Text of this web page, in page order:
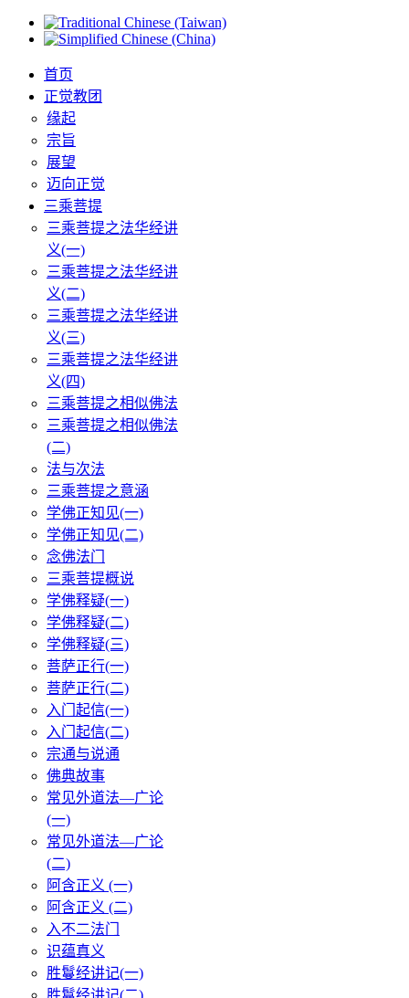
首页
正觉教团
缘起
宗旨
展望
迈向正觉
三乘菩提
三乘菩提之法华经讲
义(一)
三乘菩提之法华经讲
义(二)
三乘菩提之法华经讲
义(三)
三乘菩提之法华经讲
义(四)
三乘菩提之相似佛法
三乘菩提之相似佛法
(二)
法与次法
三乘菩提之意涵
学佛正知见(一)
学佛正知见(二)
念佛法门
三乘菩提概说
学佛释疑(一)
学佛释疑(二)
学佛释疑(三)
菩萨正行(一)
菩萨正行(二)
入门起信(一)
入门起信(二)
宗通与说通
佛典故事
常见外道法—广论
(一)
常见外道法—广论
(二)
阿含正义 (一)
阿含正义 (二)
入不二法门
识蕴真义
胜鬘经讲记(一)
胜鬘经讲记(二)